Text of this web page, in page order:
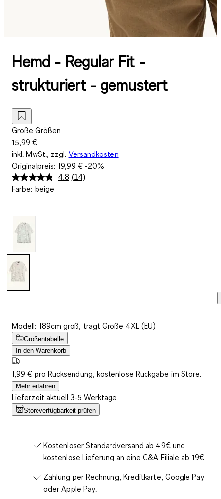
Hemd - Regular Fit -
strukturiert - gemustert
Große Größen
15,99 €
inkl. MwSt., zzgl. Versandkosten
Originalpreis:19,99 €-20%
4.8 14
(14)
Farbe: beige
Modell: 189cm groß, trägt Größe 4XL (EU)
Größentabelle
In den Warenkorb
1,99 € pro Rücksendung, kostenlose Rückgabe im Store.
Mehr erfahren
Lieferzeit aktuell 3-5 Werktage
Storeverfügbarkeit prüfen
Kostenloser Standardversand ab 49€ und
kostenlose Lieferung an eine C&A Filiale ab 19€
Zahlung per Rechnung, Kreditkarte, Google Pay
oder Apple Pay.